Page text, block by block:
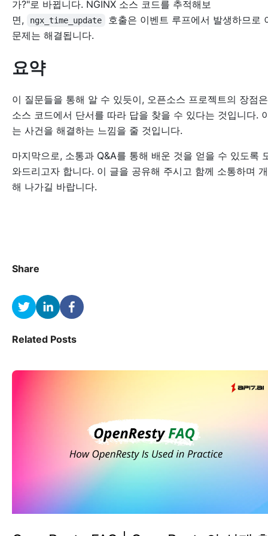
가?"로 바뀝니다. NGINX 소스 코드를 추적해보
면,
ngx_time_update
호출은 이벤트 루프에서 발생하므로
문제는 해결됩니다.
요약
이 질문들을 통해 알 수 있듯이, 오픈소스 프로젝트의 장점은
소스 코드에서 단서를 따라 답을 찾을 수 있다는 것입니다.
는 사건을 해결하는 느낌을 줄 것입니다.
마지막으로, 소통과 Q&A를 통해 배운 것을 얻을 수 있도록
와드리고자 합니다. 이 글을 공유해 주시고 함께 소통하며
해 나가길 바랍니다.
Share
Related Posts